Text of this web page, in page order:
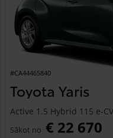
#CA44465840
Toyota Yaris
Active 1.5 Hybrid 115 e-
Sākot no € 22 670